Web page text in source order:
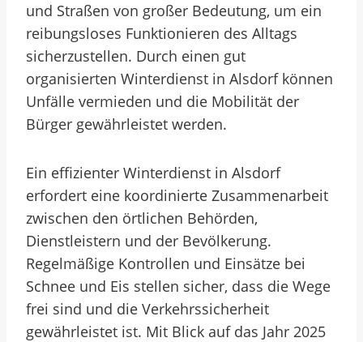
und Straßen von großer Bedeutung, um ein
reibungsloses Funktionieren des Alltags
sicherzustellen. Durch einen gut
organisierten Winterdienst in Alsdorf können
Unfälle vermieden und die Mobilität der
Bürger gewährleistet werden.
Ein effizienter Winterdienst in Alsdorf
erfordert eine koordinierte Zusammenarbeit
zwischen den örtlichen Behörden,
Dienstleistern und der Bevölkerung.
Regelmäßige Kontrollen und Einsätze bei
Schnee und Eis stellen sicher, dass die Wege
frei sind und die Verkehrssicherheit
gewährleistet ist. Mit Blick auf das Jahr 2025